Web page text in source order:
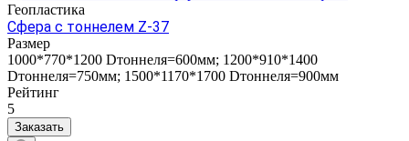
Геопластика
Сфера с тоннелем Z-37
Размер
1000*770*1200 Dтоннеля=600мм; 1200*910*1400
Dтоннеля=750мм; 1500*1170*1700 Dтоннеля=900мм
Рейтинг
5
Заказать